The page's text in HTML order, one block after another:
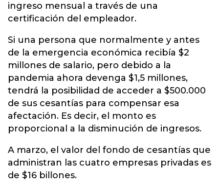
ingreso mensual a través de una
certificación del empleador.
Si una persona que normalmente y antes
de la emergencia económica recibía $2
millones de salario, pero debido a la
pandemia ahora devenga $1,5 millones,
tendrá la posibilidad de acceder a $500.000
de sus cesantías para compensar esa
afectación. Es decir, el monto es
proporcional a la disminución de ingresos.
A marzo, el valor del fondo de cesantías que
administran las cuatro empresas privadas es
de $16 billones.